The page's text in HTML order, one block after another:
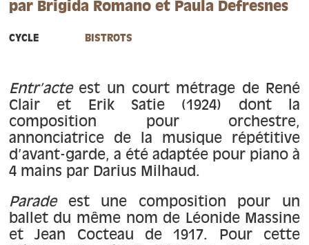
Contact
par Brigida Romano et Paula Defresnes
CYCLE BISTROTS
Entr’acteest un court métrage de René
Clair et Erik Satie (1924) dont la
composition pour orchestre,
annonciatrice de la musique répétitive
d’avant-garde, a été adaptée pour piano à
4 mains par Darius Milhaud.
Paradeest une composition pour un
ballet du même nom de Léonide Massine
et Jean Cocteau de 1917. Pour cette